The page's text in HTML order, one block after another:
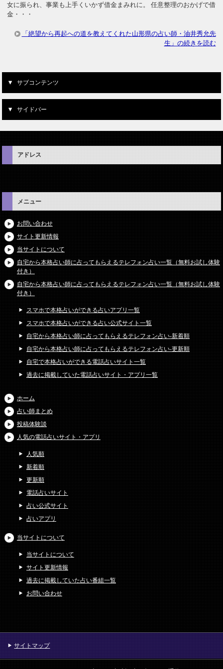
女に振られ、事業も上手くいかず借金まみれに。 任意整理のおかげで借
金・・・
「絶望から再起への道を教えてくれた山形県の占い師・油井秀允先
生」の続きを読む
サブコンテンツ
サイドバー
アドレス
メニュー
お問い合わせ
サイト更新情報
当サイトについて
自宅から本格占い師に占ってもらえるテレフォン占い一覧（無料お試し体験
付き）
自宅から本格占い師に占ってもらえるテレフォン占い一覧（無料お試し体験
付き）
スマホで本格占いができる占いアプリ一覧
スマホで本格占いができる占い公式サイト一覧
自宅から本格占い師に占ってもらえるテレフォン占い-新着順
自宅から本格占い師に占ってもらえるテレフォン占い-更新順
自宅で本格占いができる電話占いサイト一覧
過去に掲載していた電話占いサイト・アプリ一覧
ホーム
占い師まとめ
投稿体験談
人気の電話占いサイト・アプリ
人気順
新着順
更新順
電話占いサイト
占い公式サイト
占いアプリ
当サイトについて
当サイトについて
サイト更新情報
過去に掲載していた占い番組一覧
お問い合わせ
サイトマップ